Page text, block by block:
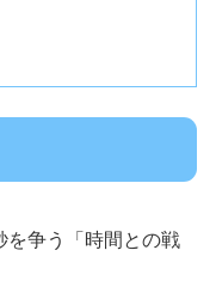
を争う「時間との戦